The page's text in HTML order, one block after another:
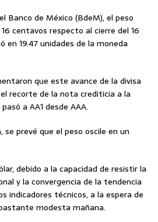
Banco de México (BdeM), el peso
centavos respecto al cierre del 16
en 19.47 unidades de la moneda
que este avance de la divisa
recorte de la nota crediticia a la
a AA1 desde AAA.
se prevé que el peso oscile en un
debido a la capacidad de resistir la
y la convergencia de la tendencia
indicadores técnicos, a la espera de
modesta mañana.